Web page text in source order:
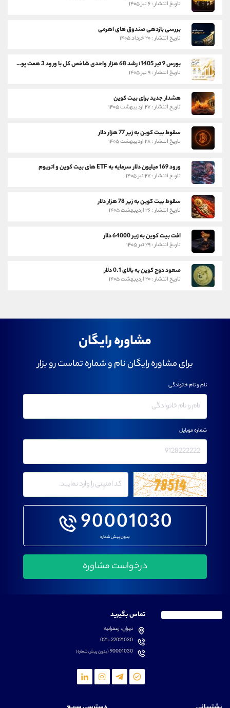
تاریخ انتشار : ۶ تیر ۱۴۰۵
بررسی بازدهی صندوق های اهرمی
تاریخ انتشار : ۲۰ خرداد ۱۴۰۵
بورس 9 تیر 1405؛ رشد 68 هزار واحدی شاخص کل با ورود 3 همت پول حقیقی
تاریخ انتشار : ۹ تیر ۱۴۰۵
هشدار جدید برای بیت کوین
تاریخ انتشار : ۲۷ اردیبهشت ۱۴۰۵
سقوط بیت کوین به زیر 77 هزار دلار
تاریخ انتشار : ۲۸ اردیبهشت ۱۴۰۵
ورود 169 میلیون دلار سرمایه به ETF های بیت کوین و اتریوم
تاریخ انتشار : ۲۷ تیر ۱۴۰۵
سقوط بیت کوین به زیر 78 هزار دلار
تاریخ انتشار : ۲۶ اردیبهشت ۱۴۰۵
افت بیت کوین به زیر 64000 دلار
تاریخ انتشار : ۲۹ تیر ۱۴۰۵
صعود دوج کوین به بالای 0.1 دلار
تاریخ انتشار : ۲۰ اردیبهشت ۱۴۰۵
مشاوره رایگان
برای مشاوره رایگان نام و شماره تماست رو بزار
90001030
بدون پیش شماره
نام و نام خانوادگی
شماره موبایل
تماس بگیرید
تهران، زعفرانیه
021-22021030
90001030(بدون پیش شماره)